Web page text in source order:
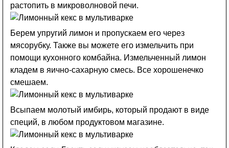
растопить в микроволновой печи.
Берем упругий лимон и пропускаем его через
мясорубку. Также вы можете его измельчить при
помощи кухонного комбайна. Измельченный лимон
кладем в яично-сахарную смесь. Все хорошенечко
смешаем.
Всыпаем молотый имбирь, который продают в виде
специй, в любом продуктовом магазине.